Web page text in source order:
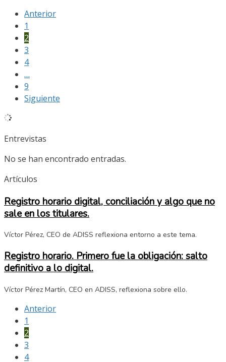
Anterior
1
2
3
4
…
9
Siguiente
Entrevistas
No se han encontrado entradas.
Artículos
Registro horario digital, conciliación y algo que no
sale en los titulares.
Víctor Pérez, CEO de ADISS reflexiona entorno a este tema.
Registro horario. Primero fue la obligación: salto
definitivo a lo digital.
Víctor Pérez Martín, CEO en ADISS, reflexiona sobre ello.
Anterior
1
2
3
4